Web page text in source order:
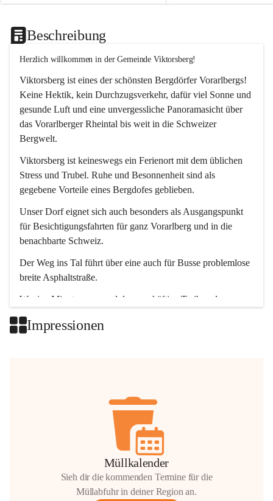
Beschreibung
Herzlich willkommen in der Gemeinde Viktorsberg!
Viktorsberg ist eines der schönsten Bergdörfer Vorarlbergs!
Keine Hektik, kein Durchzugsverkehr, dafür viel Sonne und
gesunde Luft und eine unvergessliche Panoramasicht über
das Vorarlberger Rheintal bis weit in die Schweizer
Bergwelt.
Viktorsberg ist keineswegs ein Ferienort mit dem üblichen
Stress und Trubel. Ruhe und Besonnenheit sind als
gegebene Vorteile eines Bergdofes geblieben.
Unser Dorf eignet sich auch besonders als Ausgangspunkt
für Besichtigungsfahrten für ganz Vorarlberg und in die
benachbarte Schweiz.
Der Weg ins Tal führt über eine auch für Busse problemlose
breite Asphaltstraße.
Wenige Minuten nur, und das geschäftige Treiben der
Impressionen
Müllkalender
Sieh dir die kommenden Termine für die
Müllabfuhr in deiner Region an.